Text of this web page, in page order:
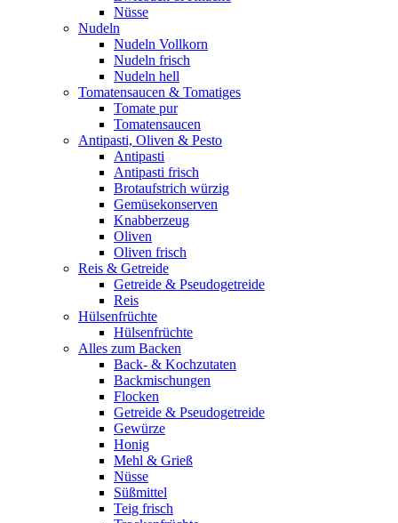
Nüsse
Nudeln
Nudeln Vollkorn
Nudeln frisch
Nudeln hell
Tomatensaucen & Tomatiges
Tomate pur
Tomatensaucen
Antipasti, Oliven & Pesto
Antipasti
Antipasti frisch
Brotaufstrich würzig
Gemüsekonserven
Knabberzeug
Oliven
Oliven frisch
Reis & Getreide
Getreide & Pseudogetreide
Reis
Hülsenfrüchte
Hülsenfrüchte
Alles zum Backen
Back- & Kochzutaten
Backmischungen
Flocken
Getreide & Pseudogetreide
Gewürze
Honig
Mehl & Grieß
Nüsse
Süßmittel
Teig frisch